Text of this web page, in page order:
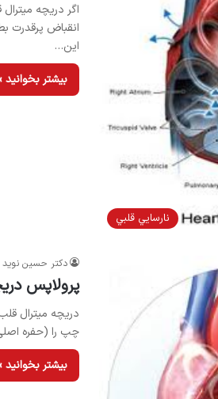
نارسايي قلبي
اگر دریچه
انقباض پرقدرت
این…
بیشتر بخوانید
دکتر حسین نوید
پرولاپس
دریچه میترال
چپ را (حفره
بیشتر بخوانید